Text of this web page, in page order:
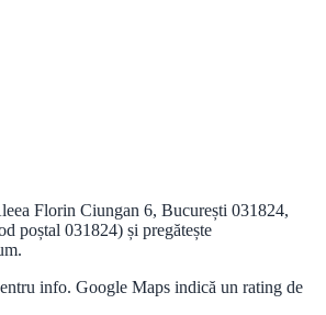
Florin Ciungan 6, București 031824,
poștal 031824) și pregătește
info. Google Maps indică un rating de